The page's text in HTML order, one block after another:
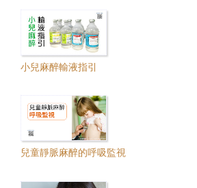
小兒麻醉輸液指引
兒童靜脈麻醉的呼吸監視